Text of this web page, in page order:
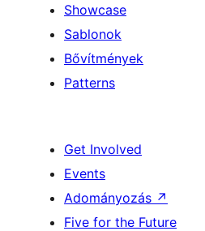
Showcase
Sablonok
Bővítmények
Patterns
Get Involved
Events
Adományozás ↗
Five for the Future